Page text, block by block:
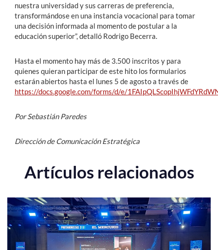
nuestra universidad y sus carreras de preferencia,
transformándose en una instancia vocacional para tomar
una decisión informada al momento de postular a la
educación superior”, detalló Rodrigo Becerra.
Hasta el momento hay más de 3.500 inscritos y para
quienes quieran participar de este hito los formularios
estarán abiertos hasta el lunes 5 de agosto a través de
https://docs.google.com/forms/d/e/
Por Sebastián Paredes
Dirección de Comunicación Estratégica
Artículos relacionados